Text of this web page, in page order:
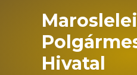
Maroslelei
Hivatal